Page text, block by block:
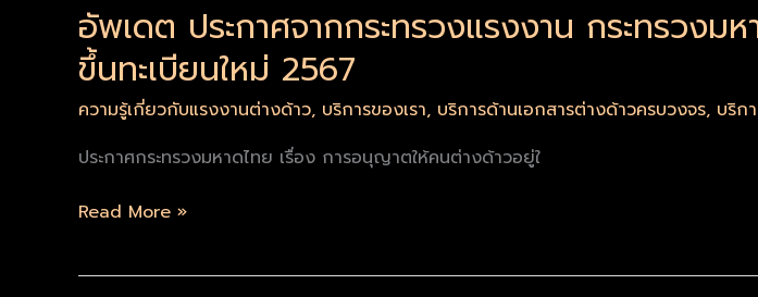
อัพเดต ประกาศจากกระทรวงแรงงาน กระทรวง
ขึ้นทะเบียนใหม่ 2567
ความรู้เกี่ยวกับแรงงานต่างด้าว, บริการของเรา, บริการด้านเอกสารต่างด้าวครบวงจร, บริก
ประกาศกระทรวงมหาดไทย เรื่อง การอนุญาตให้คนต่างด้าวอยู่ใ
จาก
กระทรวง
แรงงาน
กระทรวง
ว่า
เรื่อง
อายุ
Read More »